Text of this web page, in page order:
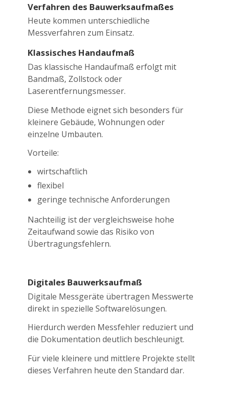
Verfahren des Bauwerksaufmaßes
Heute kommen unterschiedliche
Messverfahren zum Einsatz.
Klassisches Handaufmaß
Das klassische Handaufmaß erfolgt mit
Bandmaß, Zollstock oder
Laserentfernungsmesser.
Diese Methode eignet sich besonders für
kleinere Gebäude, Wohnungen oder
einzelne Umbauten.
Vorteile:
wirtschaftlich
flexibel
geringe technische Anforderungen
Nachteilig ist der vergleichsweise hohe
Zeitaufwand sowie das Risiko von
Übertragungsfehlern.
Digitales Bauwerksaufmaß
Digitale Messgeräte übertragen Messwerte
direkt in spezielle Softwarelösungen.
Hierdurch werden Messfehler reduziert und
die Dokumentation deutlich beschleunigt.
Für viele kleinere und mittlere Projekte stellt
dieses Verfahren heute den Standard dar.